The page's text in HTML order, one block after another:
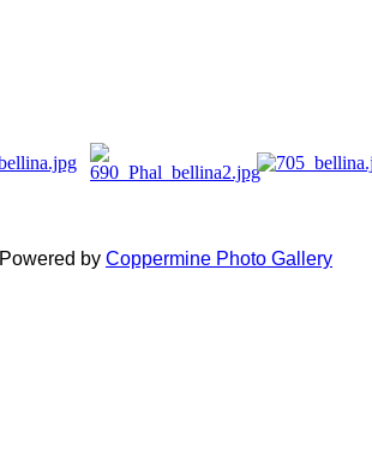
Powered by Coppermine Photo Gallery